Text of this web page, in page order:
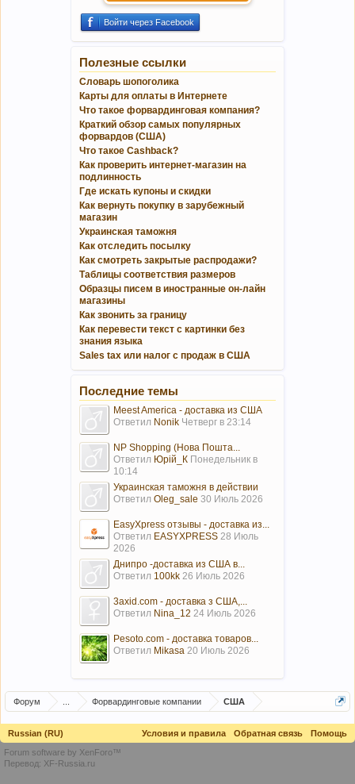
Войти через Facebook
Полезные ссылки
Словарь шопоголика
Карты для оплаты в Интернете
Что такое форвардинговая компания?
Краткий обзор самых популярных
форвардов (США)
Что такое Cashback?
Как проверить интернет-магазин на
подлинность
Где искать купоны и скидки
Как вернуть покупку в зарубежный
магазин
Украинская таможня
Как отследить посылку
Как смотреть закрытые распродажи?
Таблицы соответствия размеров
Образцы писем в иностранные он-лайн
магазины
Как звонить за границу
Как перевести текст с картинки без
знания языка
Sales tax или налог с продаж в США
Последние темы
Meest America - доставка из США
Ответил Nonik Четверг в 23:14
NP Shopping (Нова Пошта...
Ответил Юрій_К Понедельник в
10:14
Украинская таможня в действии
Ответил Oleg_sale 30 Июль 2026
EasyXpress отзывы - доставка из...
Ответил EASYXPRESS 28 Июль
2026
Днипро -доставка из США в...
Ответил 100kk 26 Июль 2026
3axid.com - доставка з США,...
Ответил Nina_12 24 Июль 2026
Pesoto.com - доставка товаров...
Ответил Mikasa 20 Июль 2026
Форум Форвардинговые компании США
Russian (RU) Условия и правила Обратная связь
Помощь
Forum software by XenForo™
Перевод: XF-Russia.ru